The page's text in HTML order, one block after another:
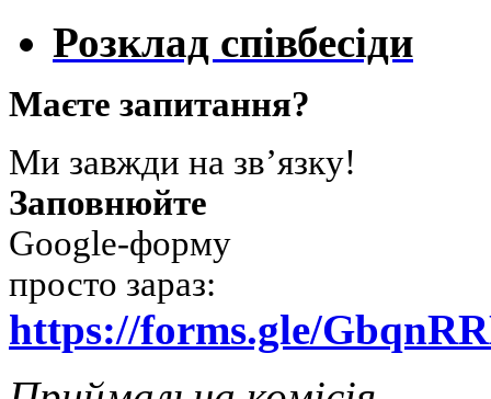
Розклад співбесіди
Маєте запитання?
Ми завжди на зв’язку!
Заповнюйте
Google-форму
просто зараз:
https://forms.gle/